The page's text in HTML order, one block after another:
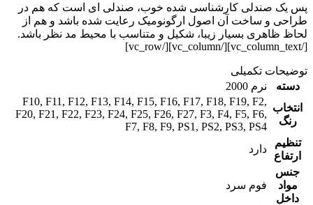
پس یک صندلی کارشناسی شده خوب، صندلی ای است که هم در
طراحی و ساخت آن اصول ارگونومیک رعایت شده باشد و هم از
لحاظ ظاهری بسیار زیبا، شکیل و متناسب با محیط مد نظر باشد.
[/vc_column_text][/vc_column][/vc_row]
توضیحات تکمیلی
دسته
نرم 2000
انتخاب
رنگ
F10, F11 , F12, F13, F14, F15, F16, F17, F18, F19, F2,
F20, F21 , F22, F23, F24, F25, F26, F27, F3, F4, F5, F6,
F7, F8, F9, PS1 , PS2, PS3, PS4
تنظیم
ارتفاع
دارد
جنس
مواد
داخل
فوم سرد